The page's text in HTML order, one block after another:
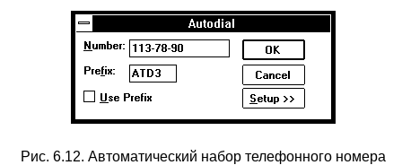
Рис. 6.12. Автоматический набор телефонного номера